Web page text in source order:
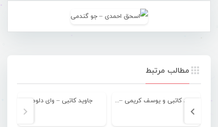
مطالب مرتبط
جاوید کاتبی و یوسف کریمی – تو بی خیالی جاوید کاتبی – وای دلوم